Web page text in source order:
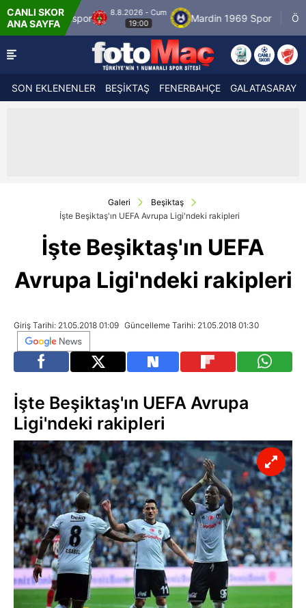
CANLI SKOR
ANA SAYFA
8.8.2026 - Cum
19:00
Mardin 1969 Spor Özbelsan Sivasspor
SON EKLENENLER BEŞİKTAŞ FENERBAHÇE GALATASARAY
Galeri
Beşiktaş
İşte Beşiktaş'ın UEFA Avrupa Ligi'ndeki rakipleri
İşte Beşiktaş'ın UEFA
Avrupa Ligi'ndeki rakipleri
Giriş Tarihi: 21.05.2018 01:09 Güncelleme Tarihi: 21.05.2018 01:30
İşte Beşiktaş'ın UEFA Avrupa
Ligi'ndeki rakipleri